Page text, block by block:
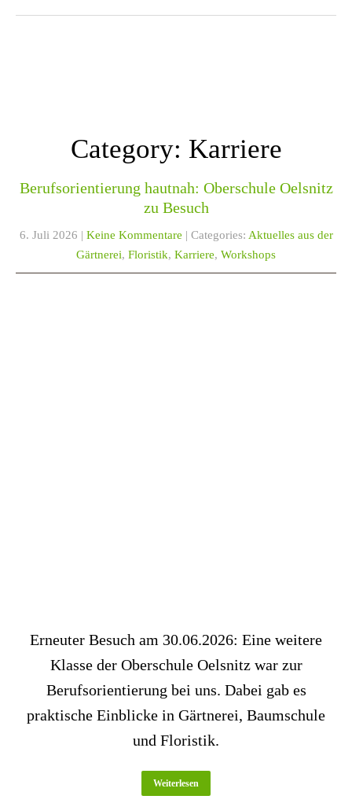
Category: Karriere
Berufsorientierung hautnah: Oberschule Oelsnitz
zu Besuch
6. Juli 2026 | Keine Kommentare | Categories: Aktuelles aus der
Gärtnerei, Floristik, Karriere, Workshops
Erneuter Besuch am 30.06.2026: Eine weitere
Klasse der Oberschule Oelsnitz war zur
Berufsorientierung bei uns. Dabei gab es
praktische Einblicke in Gärtnerei, Baumschule
und Floristik.
Weiterlesen